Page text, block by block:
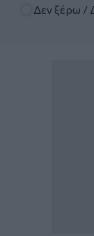
Δεν ξέρω /